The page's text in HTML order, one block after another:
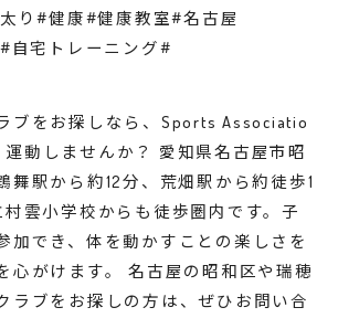
り#健康#健康教室#名古屋
自宅トレーニング#
ブをお探しなら、Sports Associatio
運動しませんか？ 愛知県名古屋市昭
舞駅から約12分、荒畑駅から約徒歩1
雲小学校からも徒歩圏内です。子
加でき、体を動かすことの楽しさを
心がけます。 名古屋の昭和区や瑞穂
ラブをお探しの方は、ぜひお問い合